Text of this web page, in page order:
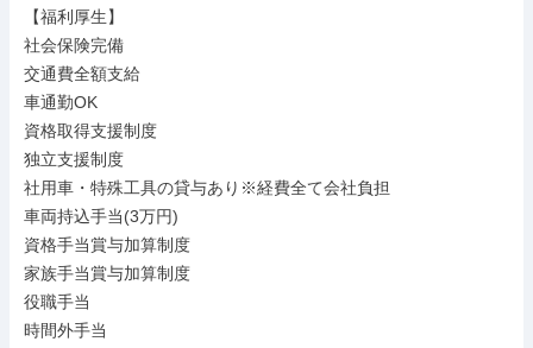
【福利厚生】
社会保険完備
交通費全額支給
車通勤OK
資格取得支援制度
独立支援制度
社用車・特殊工具の貸与あり※経費全て会社負担
車両持込手当(3万円)
資格手当賞与加算制度
家族手当賞与加算制度
役職手当
時間外手当